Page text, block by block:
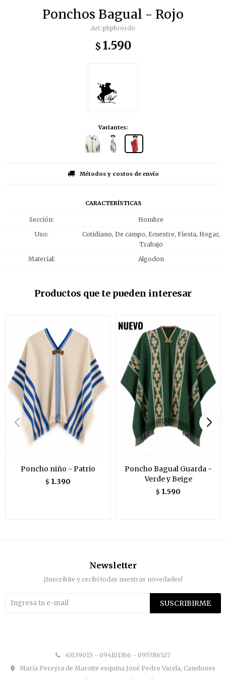
Ponchos Bagual - Rojo
pbpbrordo
$ 1.590
Variantes:
Métodos y costos de envío
CARACTERÍSTICAS
Sección
Hombre
Uso
Cotidiano, De campo, Ecuestre, Fiesta, Hogar,
Trabajo
Material
Algodon
Productos que te pueden interesar
Poncho niño - Patrio
$ 1.390
Poncho Bagual Guarda -
Verde y Beige
$ 1.590
43139015 - 094101766 - 095786527
María Pereyra de Marotte esquina José Pedro Varela, Canelones
Newsletter
¡Suscribite y recibí todas nuestras novedades!
SUSCRIBIRME